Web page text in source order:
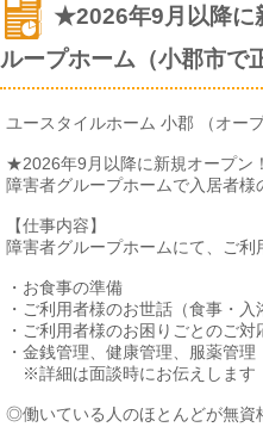
★2026年9月以降に
ループホーム（小郡市で
ユースタイルホーム 小郡 （オー
★2026年9月以降に新規オープン！
障害者グループホームで入居者様
【仕事内容】
障害者グループホームにて、ご
・お食事の準備
・ご利用者様のお世話（食事・入
・ご利用者様のお困りごとのご対
・金銭管理、健康管理、服薬管
※詳細は面談時にお伝えします
◎働いている人のほとんどが無資